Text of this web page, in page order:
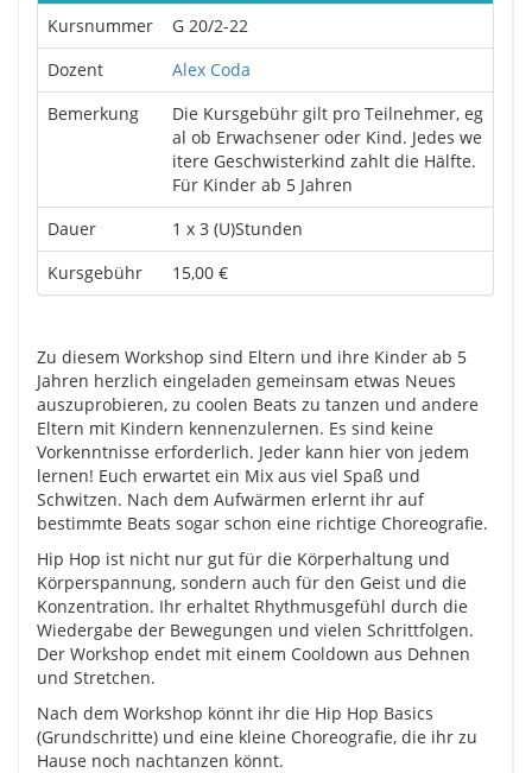
Kursnummer
G 20/2-22
Dozent
Alex Coda
Bemerkung
Die Kursgebühr gilt pro Teilnehmer, eg
al ob Erwachsener oder Kind. Jedes we
itere Geschwisterkind zahlt die Hälfte.
Für Kinder ab 5 Jahren
Dauer
1 x 3 (U)Stunden
Kursgebühr
15,00 €
Zu diesem Workshop sind Eltern und ihre Kinder ab 5
Jahren herzlich eingeladen gemeinsam etwas Neues
auszuprobieren, zu coolen Beats zu tanzen und andere
Eltern mit Kindern kennenzulernen. Es sind keine
Vorkenntnisse erforderlich. Jeder kann hier von jedem
lernen! Euch erwartet ein Mix aus viel Spaß und
Schwitzen. Nach dem Aufwärmen erlernt ihr auf
bestimmte Beats sogar schon eine richtige Choreografie.
Hip Hop ist nicht nur gut für die Körperhaltung und
Körperspannung, sondern auch für den Geist und die
Konzentration. Ihr erhaltet Rhythmusgefühl durch die
Wiedergabe der Bewegungen und vielen Schrittfolgen.
Der Workshop endet mit einem Cooldown aus Dehnen
und Stretchen.
Nach dem Workshop könnt ihr die Hip Hop Basics
(Grundschritte) und eine kleine Choreografie, die ihr zu
Hause noch nachtanzen könnt.